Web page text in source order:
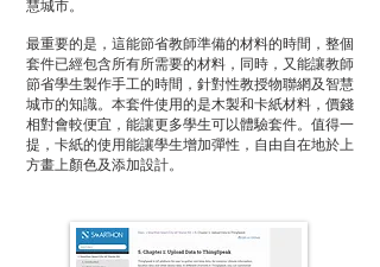
慧城市。
最重要的是，這能節省教師準備的材料的時間，整個
套件已經包含所有所需要的材料，同時，又能讓教師
節省學生製作手工的時間，針對性教授物聯網及智慧
城市的知識。本套件使用的是木製和卡紙材料，價錢
相對會較便宜，能讓更多學生可以體驗套件。值得一
提，卡紙的使用能讓學生增加彈性，自由自在地於上
方畫上顏色及添加設計。